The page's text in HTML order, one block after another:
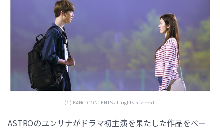
(C) KANG CONTENTS all rights reserved.
ASTROのユンサナがドラマ初主演を果たした作品をベー